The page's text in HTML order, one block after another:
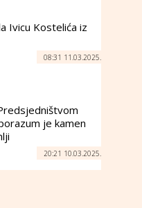
Ivicu Kostelića iz
08:31 11.03.2025.
je kamen
20:21 10.03.2025.